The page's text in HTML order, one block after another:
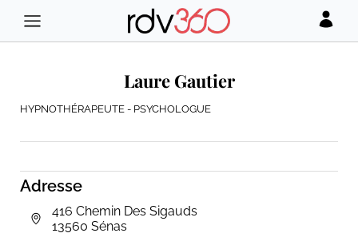
Adresse
416 Chemin Des Sigauds
13560 Sénas
Laure Gautier
HYPNOTHÉRAPEUTE - PSYCHOLOGUE